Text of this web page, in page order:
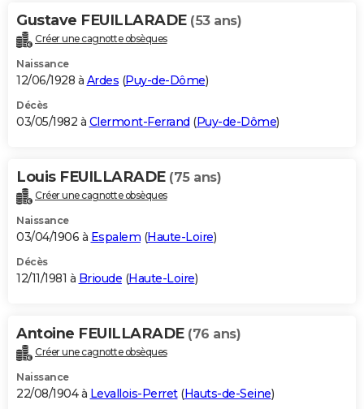
Gustave FEUILLARADE (53 ans)
Créer une cagnotte obsèques
Naissance
12/06/1928 à Ardes (Puy-de-Dôme)
Décès
03/05/1982 à Clermont-Ferrand (Puy-de-Dôme)
Louis FEUILLARADE (75 ans)
Créer une cagnotte obsèques
Naissance
03/04/1906 à Espalem (Haute-Loire)
Décès
12/11/1981 à Brioude (Haute-Loire)
Antoine FEUILLARADE (76 ans)
Créer une cagnotte obsèques
Naissance
22/08/1904 à Levallois-Perret(Hauts-de-Seine)